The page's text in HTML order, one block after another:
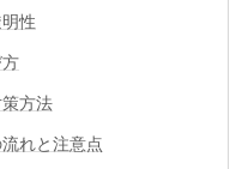
性
方法
れと注意点